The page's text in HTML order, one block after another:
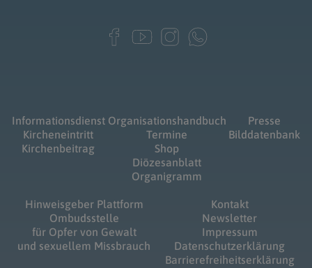
Informationsdienst
Kircheneintritt
Kirchenbeitrag
Organisationshandbuch
Termine
Shop
Diözesanblatt
Organigramm
Presse
Bilddatenbank
Hinweisgeber Plattform
Ombudsstelle
für Opfer von Gewalt
und sexuellem Missbrauch
Kontakt
Newsletter
Impressum
Datenschutzerklärung
Barrierefreiheitserklärung